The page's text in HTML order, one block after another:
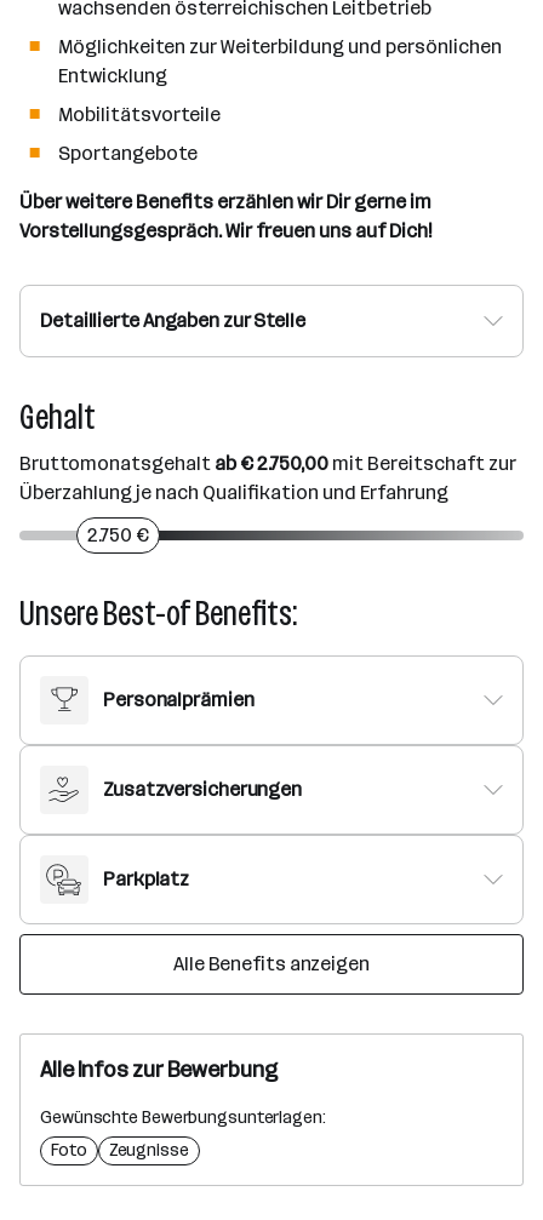
wachsenden österreichischen Leitbetrieb
Möglichkeiten zur Weiterbildung und persönlichen
Entwicklung
Mobilitätsvorteile
Sportangebote
Über weitere Benefits erzählen wir Dir gerne im
Vorstellungsgespräch. Wir freuen uns auf Dich!
Detaillierte Angaben zur Stelle
Gehalt
Bruttomonatsgehalt ab € 2.750,00 mit Bereitschaft zur
Überzahlung je nach Qualifikation und Erfahrung
2.750 €
Unsere Best-of Benefits:
Personalprämien
Zusatzversicherungen
Parkplatz
Alle Benefits anzeigen
Alle Infos zur Bewerbung
Gewünschte Bewerbungsunterlagen:
Foto
Zeugnisse